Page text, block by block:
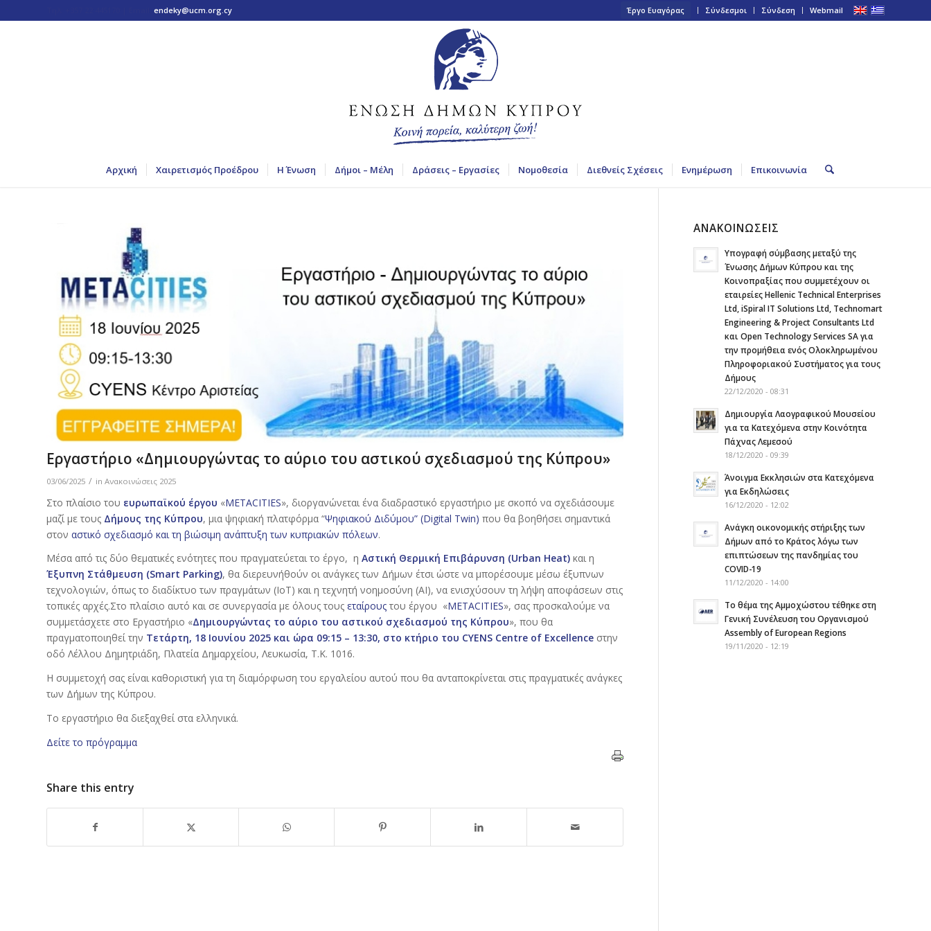
Έργο Ευαγόρας Σύνδεσμοι Σύνδεση Webmail
endeky@ucm.org.cy
Αρχική Χαιρετισμός Προέδρου Η Ένωση Δήμοι – Μέλη Δράσεις – Εργασίες Νομοθεσία Διεθνείς Σχέσεις Ενημέρωση Επικοινωνία
Εργαστήριο «Δημιουργώντας το αύριο του αστικού σχεδιασμού της Κύπρου»
03/06/2025 / in Ανακοινώσεις 2025
Στο πλαίσιο του ευρωπαϊκού έργου «METACITIES», διοργανώνεται ένα διαδραστικό εργαστήριο με σκοπό να σχεδιάσουμε
μαζί με τους Δήμους της Κύπρου, μια ψηφιακή πλατφόρμα “Ψηφιακού Διδύμου” (Digital Twin) που θα βοηθήσει σημαντικά
στον αστικό σχεδιασμό και τη βιώσιμη ανάπτυξη των κυπριακών πόλεων.
Μέσα από τις δύο θεματικές ενότητες που πραγματεύεται το έργο, η Αστική Θερμική Επιβάρυνση (Urban Heat) και η
Έξυπνη Στάθμευση (Smart Parking), θα διερευνήθούν οι ανάγκες των Δήμων έτσι ώστε να μπορέσουμε μέσω έξυπνων
τεχνολογιών, όπως το διαδίκτυο των πραγμάτων (IoT) και η τεχνητή νοημοσύνη (AI), να ενισχύσουν τη λήψη αποφάσεων στις
τοπικές αρχές.Στο πλαίσιο αυτό και σε συνεργασία με όλους τους εταίρους του έργου «METACITIES», σας προσκαλούμε να
συμμετάσχετε στo Εργαστήριο «Δημιουργώντας το αύριο του αστικού σχεδιασμού της Κύπρου», που θα
πραγματοποιηθεί την Τετάρτη, 18 Ιουνίου 2025 και ώρα 09:15 – 13:30, στο κτήριο του CYENS Centre of Excellence στην
οδό Λέλλου Δημητριάδη, Πλατεία Δημαρχείου, Λευκωσία, Τ.Κ. 1016.
Η συμμετοχή σας είναι καθοριστική για τη διαμόρφωση του εργαλείου αυτού που θα ανταποκρίνεται στις πραγματικές ανάγκες
των Δήμων της Κύπρου.
Το εργαστήριο θα διεξαχθεί στα ελληνικά.
Δείτε το πρόγραμμα
Share this entry
ΑΝΑΚΟΙΝΩΣΕΙΣ
Υπογραφή σύμβασης μεταξύ της
Ένωσης Δήμων Κύπρου και της
Κοινοπραξίας που συμμετέχουν οι
εταιρείες Hellenic Technical Enterprises
Ltd, iSpiral IT Solutions Ltd, Technomart
Engineering & Project Consultants Ltd
και Open Technology Services SA για
την προμήθεια ενός Ολοκληρωμένου
Πληροφοριακού Συστήματος για τους
Δήμους
22/12/2020 - 08:31
Δημιουργία Λαογραφικού Μουσείου
για τα Κατεχόμενα στην Κοινότητα
Πάχνας Λεμεσού
18/12/2020 - 09:39
Άνοιγμα Εκκλησιών στα Κατεχόμενα
για Εκδηλώσεις
16/12/2020 - 12:02
Ανάγκη οικονομικής στήριξης των
Δήμων από το Κράτος λόγω των
επιπτώσεων της πανδημίας του
COVID-19
11/12/2020 - 14:00
Το θέμα της Αμμοχώστου τέθηκε στη
Γενική Συνέλευση του Οργανισμού
Assembly of European Regions
19/11/2020 - 12:19